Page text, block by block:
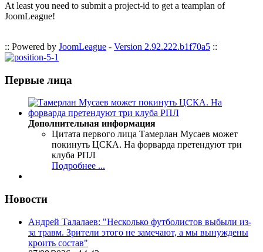
At least you need to submit a project-id to get a teamplan of
JoomLeague!
:: Powered by JoomLeague - Version 2.92.222.b1f70a5 ::
Первые лица
Дополнительная информация
Цитата первого лица Тамерлан Мусаев может
покинуть ЦСКА. На форварда претендуют три
клуба РПЛ
Подробнее ...
Новости
Андрей Талалаев: "Несколько футболистов выбыли из-
за травм. Зрители этого не замечают, а мы вынуждены
кроить состав"